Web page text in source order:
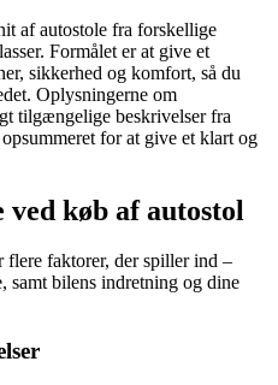
af autostole fra forskellige
Formålet er at give et
sikkerhed og komfort, så du
Oplysningerne om
tilgængelige beskrivelser fra
for at give et klart og
køb af autostol
faktorer, der spiller ind –
samt bilens indretning og dine